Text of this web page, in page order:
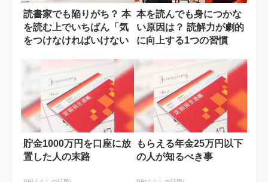
読書家でも陥りがち？ 本
を読む上でいちばん「気
をつけなければいけない
本を読んでも身につかな
い原因は？ 読解力が劇的
に向上する1つの習慣
貯金1000万円を口座に放
置した人の末路
もらえる年金25万円以下
の人が知るべき事